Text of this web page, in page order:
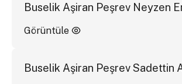
Buselik Aşiran Peşrev Neyzen
Görüntüle
Buselik Aşiran Peşrev Sadettin